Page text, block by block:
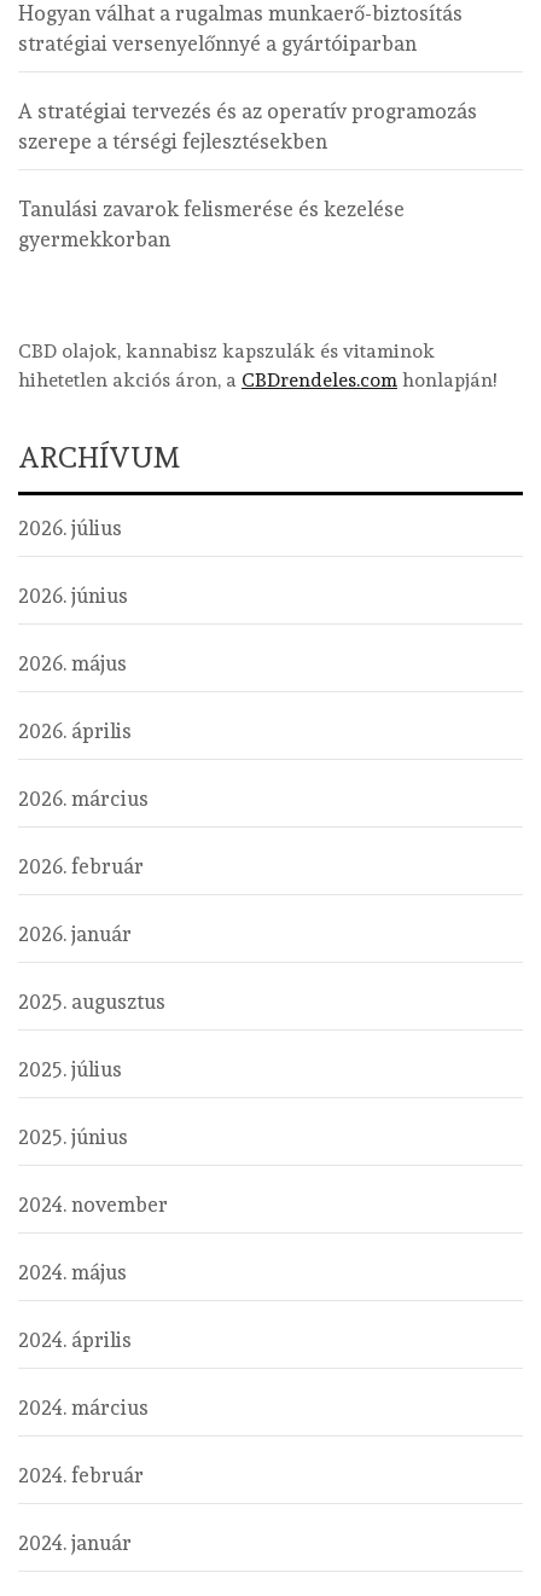
Hogyan válhat a rugalmas munkaerő-biztosítás
stratégiai versenyelőnnyé a gyártóiparban
A stratégiai tervezés és az operatív programozás
szerepe a térségi fejlesztésekben
Tanulási zavarok felismerése és kezelése
gyermekkorban
CBD olajok, kannabisz kapszulák és vitaminok
hihetetlen akciós áron, a CBDrendeles.com honlapján!
ARCHÍVUM
2026. július
2026. június
2026. május
2026. április
2026. március
2026. február
2026. január
2025. augusztus
2025. július
2025. június
2024. november
2024. május
2024. április
2024. március
2024. február
2024. január